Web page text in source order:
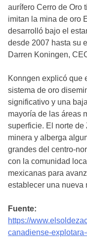
aurífero Cerro de Oro
imitan la mina de oro
desarrolló bajo el
desde 2007 hasta su
Darren Koningen,
Konngen explicó que
sistema de oro
significativo y una
mayoría de las áreas
superficie. El norte de
minera y alberga
grandes del centro-
con la comunidad
mexicanas para
establecer una nueva
Fuente:
https://
canadiense-